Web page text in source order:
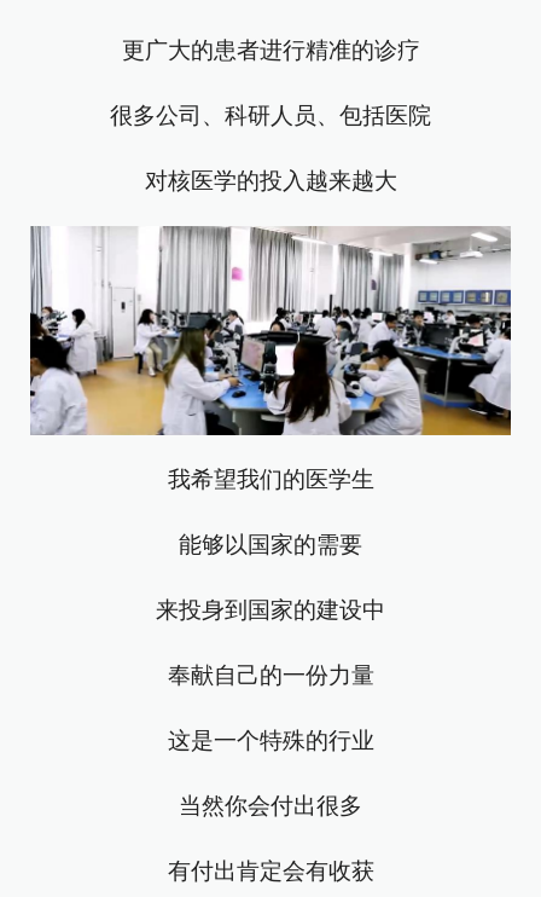
更广大的患者进行精准的诊疗
很多公司、科研人员、包括医院
对核医学的投入越来越大
我希望我们的医学生
能够以国家的需要
来投身到国家的建设中
奉献自己的一份力量
这是一个特殊的行业
当然你会付出很多
有付出肯定会有收获